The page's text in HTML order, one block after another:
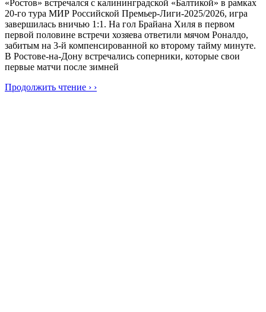
«Ростов» встречался с калининградской «Балтикой» в рамках
20-го тура МИР Российской Премьер-Лиги-2025/2026, игра
завершилась вничью 1:1. На гол Брайана Хиля в первом
первой половине встречи хозяева ответили мячом Роналдо,
забитым на 3-й компенсированной ко второму тайму минуте.
В Ростове-на-Дону встречались соперники, которые свои
первые матчи после зимней
Продолжить чтение › ›